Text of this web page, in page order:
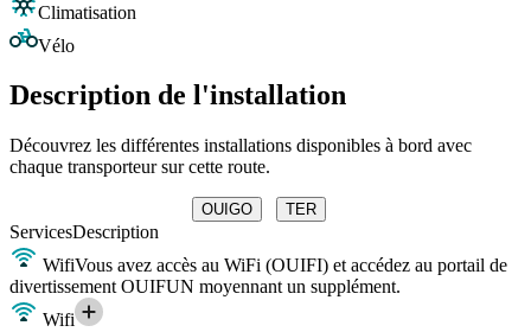
Climatisation
Vélo
Description de l'installation
Découvrez les différentes installations disponibles à bord avec
chaque transporteur sur cette route.
OUIGO TER
ServicesDescription
WifiVous avez accès au WiFi (OUIFI) et accédez au portail de
divertissement OUIFUN moyennant un supplément.
Wifi